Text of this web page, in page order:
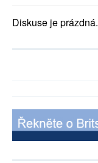
Diskuse je prázdná.